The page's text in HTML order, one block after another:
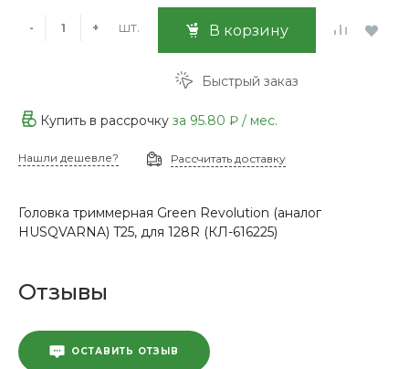
- + шт. В корзину
Быстрый заказ
Купить в рассрочку за 95.80 ₽ / мес.
Нашли дешевле? Рассчитать доставку
Головка триммерная Green Revolution (аналог
HUSQVARNA) T25, для 128R (КЛ-616225)
Отзывы
ОСТАВИТЬ ОТЗЫВ